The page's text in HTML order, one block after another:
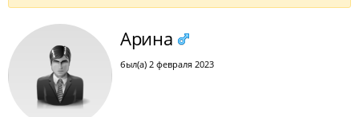
Арина
был(а) 2 февраля 2023